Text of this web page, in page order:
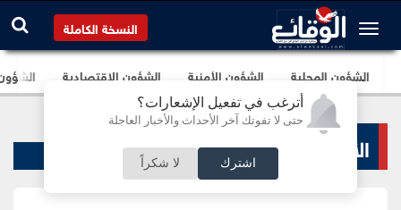
أترغب في تفعيل الإشعارات؟
حتى لا تفوتك آخر الأحداث والأخبار العاجلة
اشترك لا شكراً
النسخة الكاملة
الشؤون المحلية الشؤون الأمنية الشؤون الإقتصادية
الأخبار السياسية